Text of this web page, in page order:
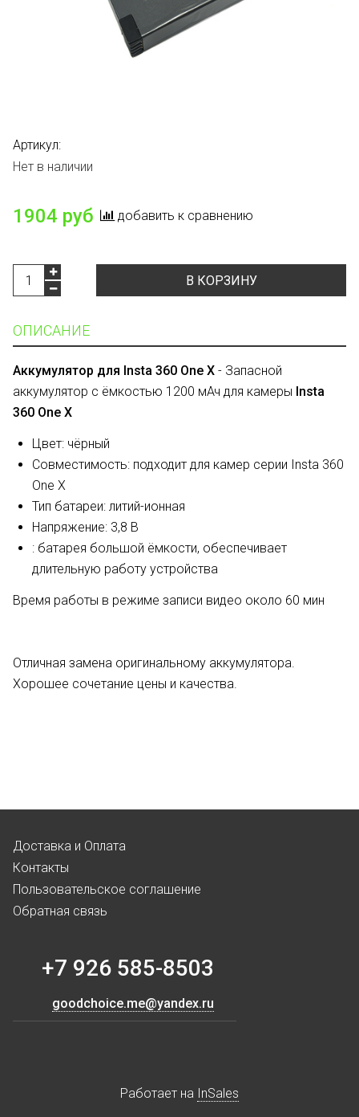
Артикул:
Нет в наличии
1904 руб добавить к сравнению
В КОРЗИНУ
ОПИСАНИЕ
Аккумулятор для Insta 360 One X - Запасной
аккумулятор с ёмкостью 1200 мАч для камеры Insta
360 One X
Цвет: чёрный
Совместимость: подходит для камер серии Insta 360
One X
Тип батареи: литий-ионная
Напряжение: 3,8 В
: батарея большой ёмкости, обеспечивает
длительную работу устройства
Время работы в режиме записи видео около 60 мин
Отличная замена оригинальному аккумулятора.
Хорошее сочетание цены и качества.
Доставка и Оплата
Контакты
Пользовательское соглашение
Обратная связь
+7 926 585-8503
goodchoice.me@yandex.ru
Работает на InSales